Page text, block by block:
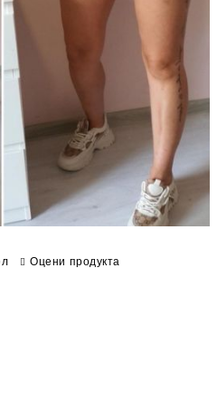
Оцени продукта